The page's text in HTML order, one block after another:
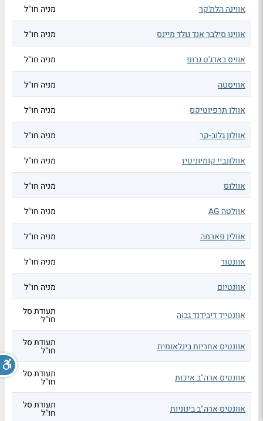
אווינה הלת'קר מניה חו"ל
אווינו סילבר אנד גולד מיינס מניה חו"ל
אוויס באדג'ט גרופ מניה חו"ל
אוויסטה מניה חו"ל
אוולו תרפיוטיקס מניה חו"ל
אוולון גלוב-קר מניה חו"ל
אוולונביי קומיוניטיז מניה חו"ל
אוולוס מניה חו"ל
אוולטה AG מניה חו"ל
אוולין פארמה מניה חו"ל
אוונטור מניה חו"ל
אוונטיום מניה חו"ל
אוונטייד דיבידנד גבוה תעודת סל
חו"ל
אוונטיס אחריות בינלאומית תעודת סל
חו"ל
אוונטיס ארה"ב איכות תעודת סל
חו"ל
אוונטיס ארה"ב בינוניות תעודת סל
חו"ל